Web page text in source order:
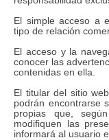
El simple acceso a
tipo de relación
El acceso y la
conocer las
contenidas en ella.
El titular del sitio
podrán encontrarse
propias que,
modifiquen las
informará al usuario